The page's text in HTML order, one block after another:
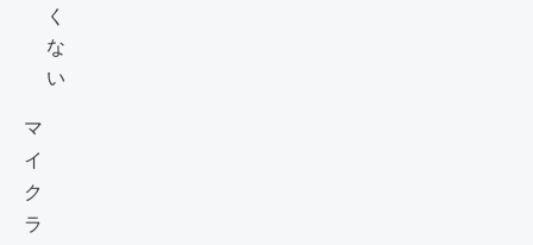
く
な
い
マ
イ
ク
ラ